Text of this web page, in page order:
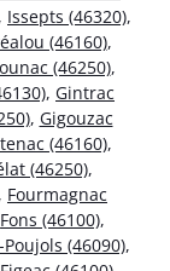
, Issepts (46320),
(46160),
(46250),
, Gintrac
, Gigouzac
(46160),
(46250),
, Fourmagnac
Fons (46100),
(46090),